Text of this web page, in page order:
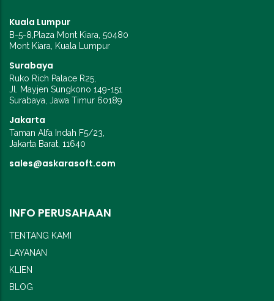
Kuala Lumpur
B-5-8,Plaza Mont Kiara, 50480
Mont Kiara, Kuala Lumpur
Surabaya
Ruko Rich Palace R25,
Jl. Mayjen Sungkono 149-151
Surabaya, Jawa Timur 60189
Jakarta
Taman Alfa Indah F5/23,
Jakarta Barat, 11640
sales@askarasoft.com
INFO PERUSAHAAN
TENTANG KAMI
LAYANAN
KLIEN
BLOG